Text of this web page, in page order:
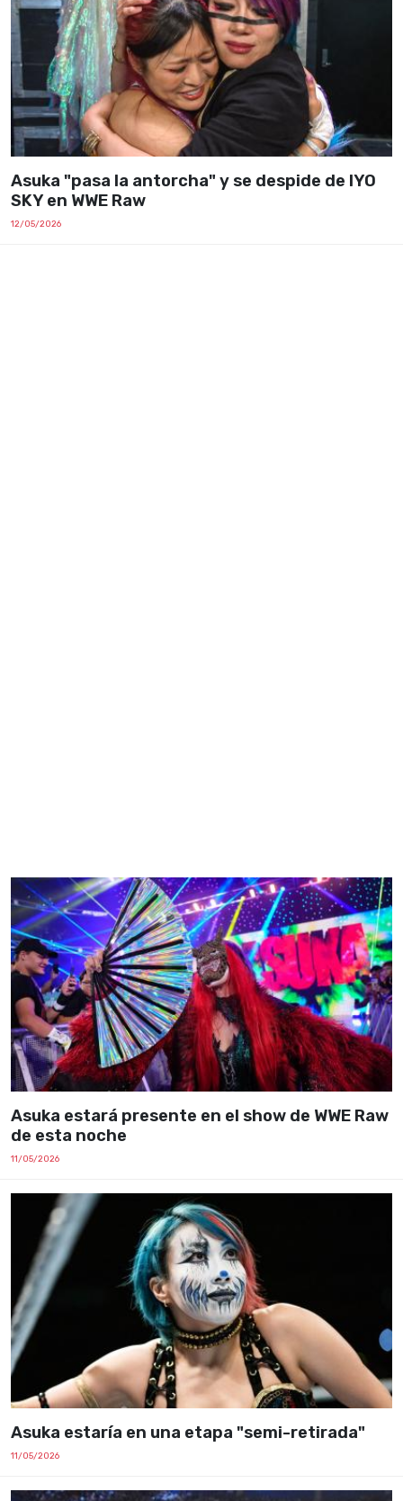
Asuka "pasa la antorcha" y se despide de IYO
SKY en WWE Raw
12/05/2026
Asuka estará presente en el show de WWE Raw
de esta noche
11/05/2026
Asuka estaría en una etapa "semi-retirada"
11/05/2026